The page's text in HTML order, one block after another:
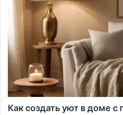
Как создать уют в доме